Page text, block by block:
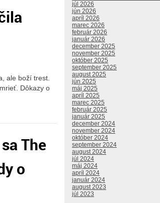
ale boží trest.
Dôkazy o
The
o
júl 2026
jún 2026
apríl 2026
marec 2026
február 2026
január 2026
december 2025
november 2025
október 2025
september 2025
august 2025
jún 2025
máj 2025
apríl 2025
marec 2025
február 2025
január 2025
december 2024
november 2024
október 2024
september 2024
august 2024
júl 2024
máj 2024
apríl 2024
január 2024
august 2023
júl 2023